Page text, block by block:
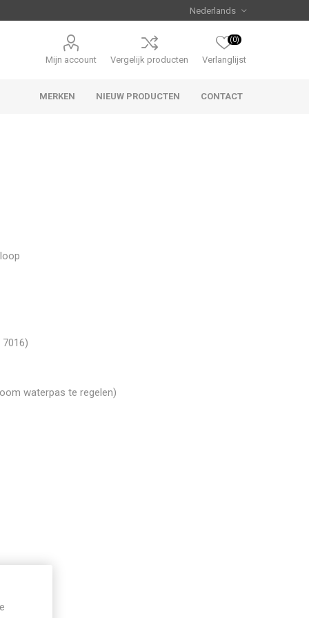
Mijn account Vergelijk producten Verlanglijst
(0)
MERKEN NIEUW PRODUCTEN CONTACT
waterpas te regelen)